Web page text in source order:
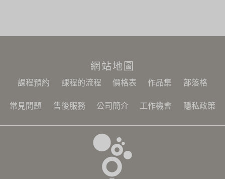
網站地圖
課程預約 課程的流程 價格表 作品集 部落格
常見問題 售後服務 公司簡介 工作機會 隱私政策